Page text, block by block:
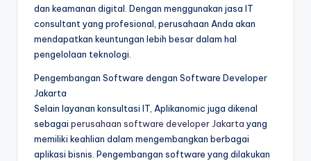
dan keamanan digital. Dengan menggunakan jasa IT
consultant yang profesional, perusahaan Anda akan
mendapatkan keuntungan lebih besar dalam hal
pengelolaan teknologi.
Pengembangan Software dengan Software Developer
Jakarta
Selain layanan konsultasi IT, Aplikanomic juga dikenal
sebagai perusahaan software developer Jakarta yang
memiliki keahlian dalam mengembangkan berbagai
aplikasi bisnis. Pengembangan software yang dilakukan